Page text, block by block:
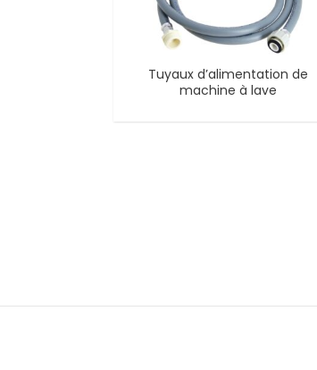
Tuyaux d’alimentation de
machine à lave